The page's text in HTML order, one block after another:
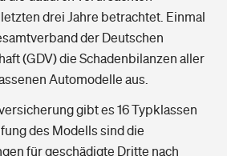
drei Jahre betrachtet. Einmal
der Deutschen
(GDV) die Schadenbilanzen aller
Automodelle aus.
gibt es 16 Typklassen
des Modells sind die
für geschädigte Dritte nach